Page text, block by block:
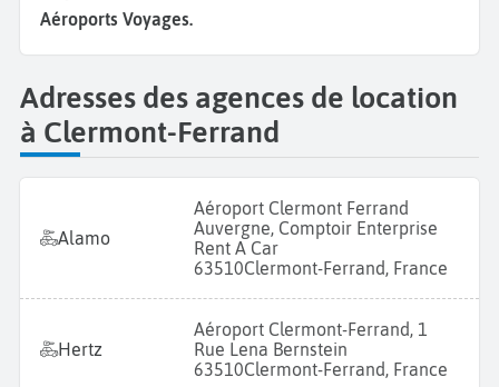
Aéroports Voyages.
Adresses des agences de location
à Clermont-Ferrand
Alamo
Aéroport Clermont Ferrand
Auvergne, Comptoir Enterprise
Rent A Car
63510Clermont-Ferrand, France
Hertz
Aéroport Clermont-Ferrand, 1
Rue Lena Bernstein
63510Clermont-Ferrand, France